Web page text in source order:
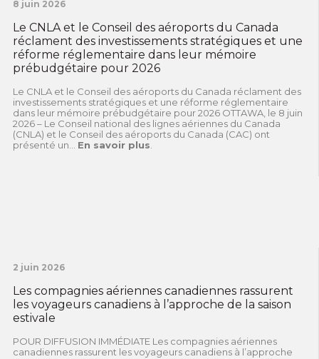
8 juin 2026
Le CNLA et le Conseil des aéroports du Canada
réclament des investissements stratégiques et une
réforme réglementaire dans leur mémoire
prébudgétaire pour 2026
Le CNLA et le Conseil des aéroports du Canada réclament des
investissements stratégiques et une réforme réglementaire
dans leur mémoire prébudgétaire pour 2026 OTTAWA, le 8 juin
2026 – Le Conseil national des lignes aériennes du Canada
(CNLA) et le Conseil des aéroports du Canada (CAC) ont
présenté un... En savoir plus
2 juin 2026
Les compagnies aériennes canadiennes rassurent
les voyageurs canadiens à l’approche de la saison
estivale
POUR DIFFUSION IMMÉDIATE Les compagnies aériennes
canadiennes rassurent les voyageurs canadiens à l’approche